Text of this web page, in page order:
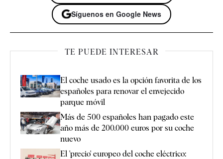
Síguenos en Google News
TE PUEDE INTERESAR
El coche usado es la opción favorita de los
españoles para renovar el envejecido
parque móvil
Más de 500 españoles han pagado este
año más de 200.000 euros por su coche
nuevo
El 'precio' europeo del coche eléctrico: